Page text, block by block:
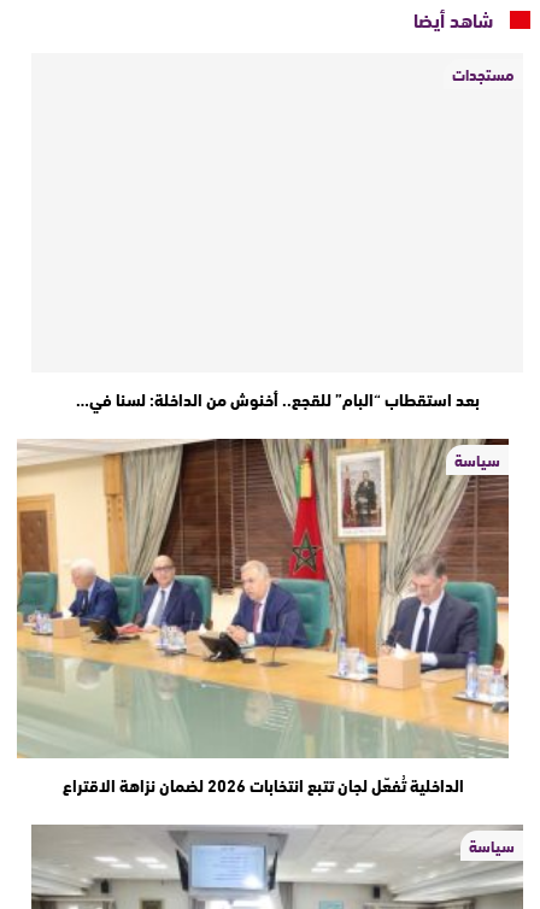
شاهد أيضا
مستجدات
بعد استقطاب “البام” للقجع.. أخنوش من الداخلة: لسنا في…
سياسة
الداخلية تُفعّل لجان تتبع انتخابات 2026 لضمان نزاهة الاقتراع
سياسة